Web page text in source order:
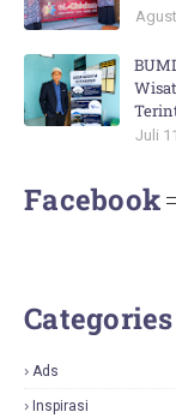
Juli
Facebook
Categories
Ads
Inspirasi